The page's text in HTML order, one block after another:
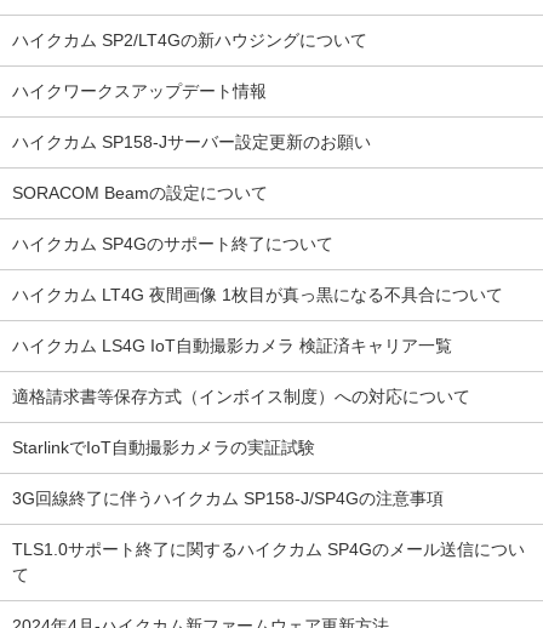
ハイクカム SP2/LT4Gの新ハウジングについて
ハイクワークスアップデート情報
ハイクカム SP158-Jサーバー設定更新のお願い
SORACOM Beamの設定について
ハイクカム SP4Gのサポート終了について
ハイクカム LT4G 夜間画像 1枚目が真っ黒になる不具合について
ハイクカム LS4G IoT自動撮影カメラ 検証済キャリア一覧
適格請求書等保存方式（インボイス制度）への対応について
StarlinkでIoT自動撮影カメラの実証試験
3G回線終了に伴うハイクカム SP158-J/SP4Gの注意事項
TLS1.0サポート終了に関するハイクカム SP4Gのメール送信につい
て